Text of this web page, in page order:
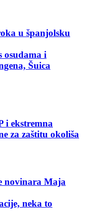
u španjolsku
osudama i
Šuica
i ekstremna
za zaštitu okoliša
novinara Maja
neka to